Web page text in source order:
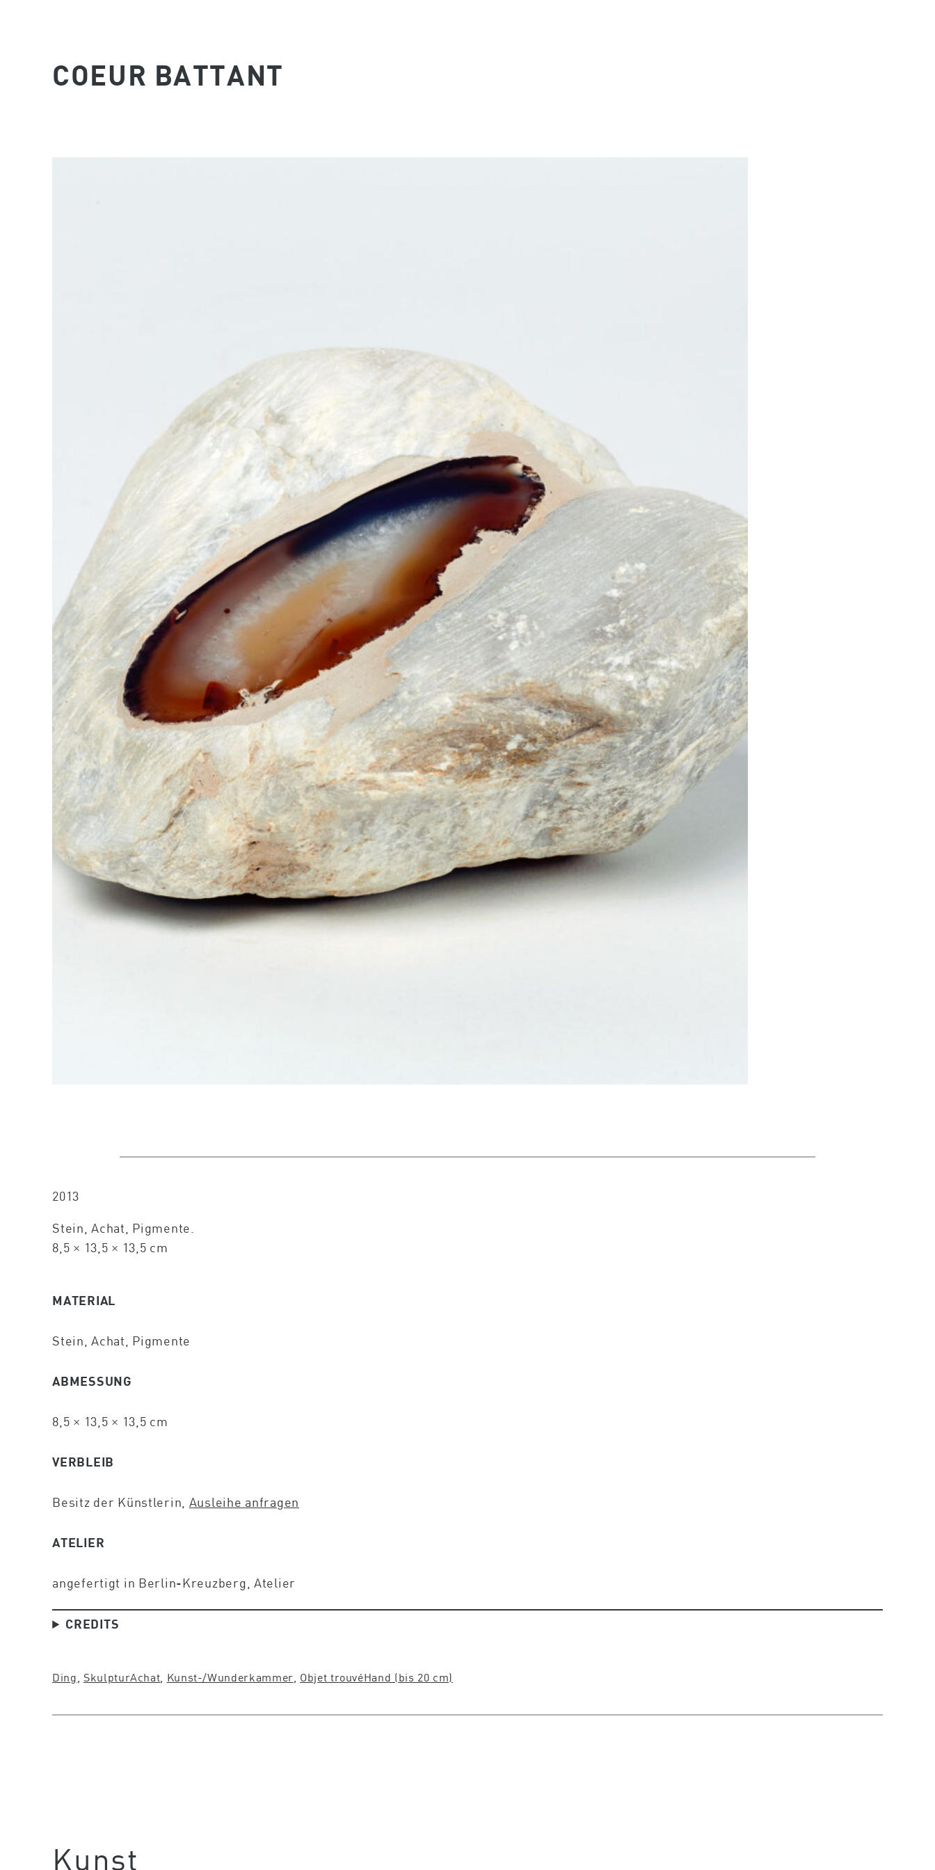
COEUR BATTANT
2013
Stein, Achat, Pigmente.
8,5 × 13,5 × 13,5 cm
MATERIAL
Stein, Achat, Pigmente
ABMESSUNG
8,5 × 13,5 × 13,5 cm
VERBLEIB
Besitz der Künstlerin, Ausleihe anfragen
ATELIER
angefertigt in Berlin-Kreuzberg, Atelier
CREDITS
Ding SkulpturAchat Kunst-/Wunderkammer Objet trouvéHand (bis 20 cm)
Kunst